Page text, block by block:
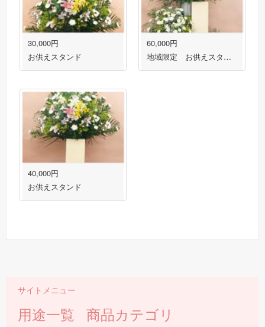
30,000円
お供えスタンド
60,000円
地域限定 お供えスタンド３段盛り１対
40,000円
お供えスタンド
サイトメニュー
用途一覧 商品カテゴリ